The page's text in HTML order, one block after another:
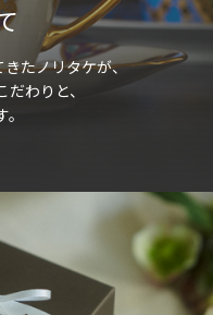
たノリタケが、
わりと、